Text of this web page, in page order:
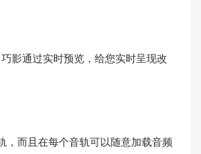
影通过实时预览，给您实时呈现改
，而且在每个音轨可以随意加载音频